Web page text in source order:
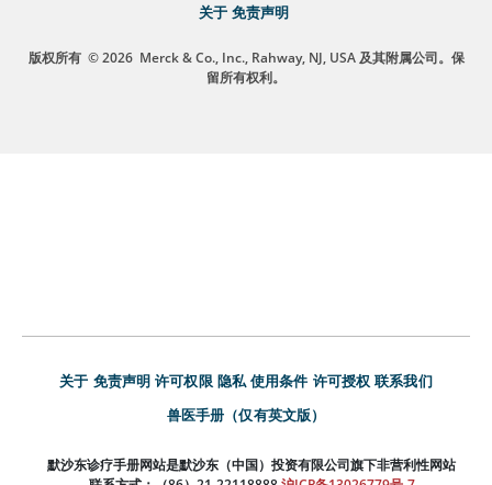
关于 免责声明
版权所有 © 2026 Merck & Co., Inc., Rahway, NJ, USA 及其附属公司。保
留所有权利。
关于 免责声明 许可权限 隐私 使用条件 许可授权 联系我们
兽医手册（仅有英文版）
默沙东诊疗手册网站是默沙东（中国）投资有限公司旗下非营利性网站